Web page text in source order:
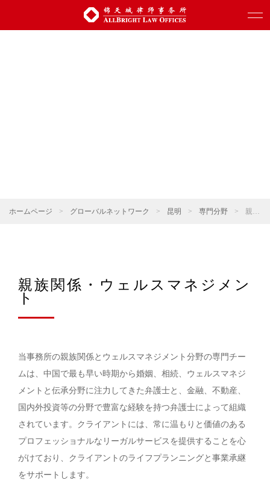
ホームページ > グローバルネットワーク > 昆明 > 専門分野 > 親族関係・ウェルスマネジメント
親族関係・ウェルスマネジメン
ト
当事務所の親族関係とウェルスマネジメント分野の専門チー
ムは、中国で最も早い時期から婚姻、相続、ウェルスマネジ
メントと伝承分野に注力してきた弁護士と、金融、不動産、
国内外投資等の分野で豊富な経験を持つ弁護士によって組織
されています。クライアントには、常に温もりと価値のある
プロフェッショナルなリーガルサービスを提供することを心
がけており、クライアントのライフプランニングと事業承継
をサポートします。